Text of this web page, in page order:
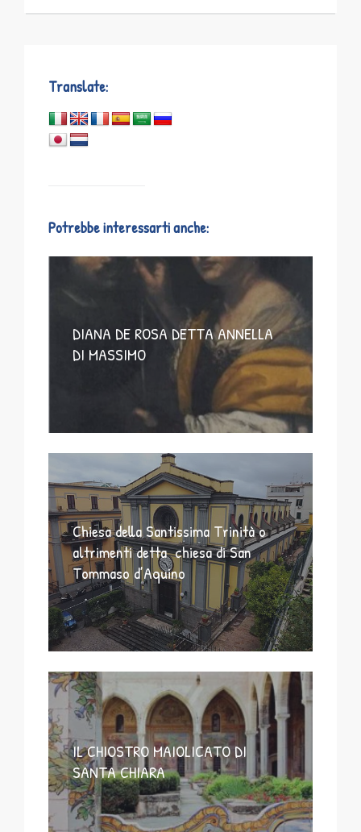
Translate:
Potrebbe interessarti anche:
DIANA DE ROSA DETTA ANNELLA
DI MASSIMO
Chiesa della Santissima Trinità o
altrimenti detta chiesa di San
Tommaso d’Aquino
IL CHIOSTRO MAIOLICATO DI
SANTA CHIARA